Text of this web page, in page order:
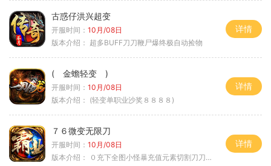
古惑仔洪兴超变
开服时间： 10月/08日
版本介绍： 超多BUFF刀刀鞭尸爆终极自动捡物
详情
( 金蟾轻变 )
开服时间： 10月/08日
版本介绍： (轻变单职业沙奖８８８８)
详情
７６微变无限刀
开服时间： 10月/08日
版本介绍：
０充下全图小怪暴充值元素切割刀刀极品
详情